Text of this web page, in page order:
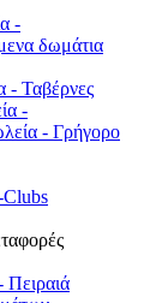
-
δωμάτια
- Ταβέρνες
-
- Γρήγορο
Clubs